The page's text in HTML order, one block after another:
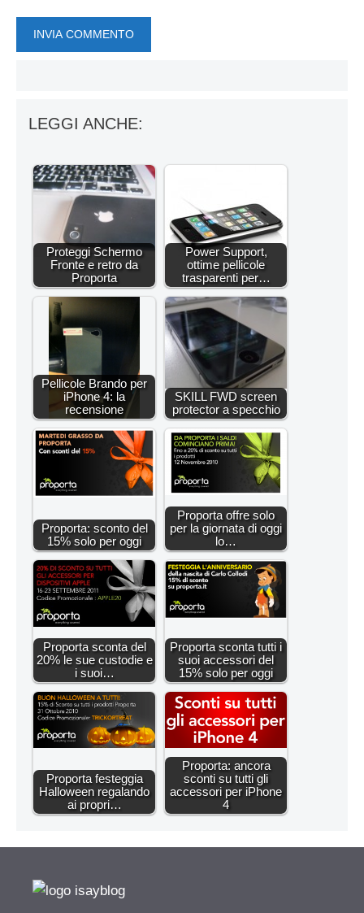
LEGGI ANCHE:
Proteggi Schermo
Fronte e retro da
Proporta
Power Support,
ottime pellicole
trasparenti per…
Pellicole Brando per
iPhone 4: la
recensione
SKILL FWD screen
protector a specchio
Proporta: sconto del
15% solo per oggi
Proporta offre solo
per la giornata di oggi
lo…
Proporta sconta del
20% le sue custodie e
i suoi…
Proporta sconta tutti i
suoi accessori del
15% solo per oggi
Proporta festeggia
Halloween regalando
ai propri…
Proporta: ancora
sconti su tutti gli
accessori per iPhone
4